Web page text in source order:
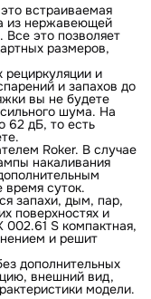
встраиваемая
из нержавеющей
это позволяет
размеров,
и
и запахов до
вы не будете
шума. На
62 дБ, то есть
Roker. В случае
накаливания
суток.
запахи, дым, пар,
поверхностях и
S компактная,
и решит
дополнительных
внешний вид,
модели.